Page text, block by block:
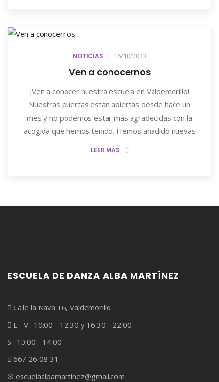
NOTICIAS | 16/10/2023
Ven a conocernos
¡Ven a conocer nuestra escuela en Valdemorillo!
Nuestras puertas están abiertas desde hace un
mes y no podemos estar más agradecidas con la
acogida que hemos tenido. Hemos añadido nuevas
LEER MÁS
ESCUELA DE DANZA ALBA MARTÍNEZ
Calle la Nava 16, Valdemorillo
L - V : 10:00 - 12:30 y 16:30 - 22:00
S : 10:00 - 14:00
667 26 08 31
✉︎ escuelaalbamartinez@gmail.com